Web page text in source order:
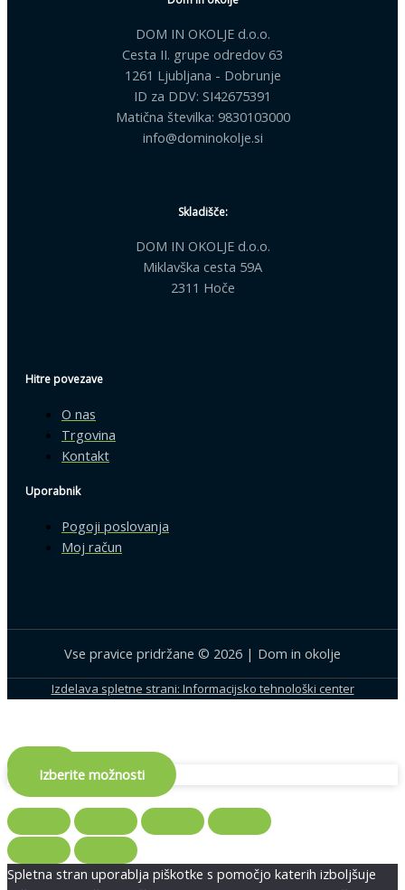
DOM IN OKOLJE d.o.o.
Cesta II. grupe odredov 63
1261 Ljubljana - Dobrunje
ID za DDV: SI42675391
Matična številka: 9830103000
info@dominokolje.si
Skladišče:
DOM IN OKOLJE d.o.o.
Miklavška cesta 59A
2311 Hoče
Hitre povezave
O nas
Trgovina
Kontakt
Uporabnik
Pogoji poslovanja
Moj račun
Vse pravice pridržane © 2026 | Dom in okolje
Izdelava spletne strani: Informacijsko tehnološki center
Izberite možnosti
Spletna stran uporablja piškotke s pomočjo katerih izboljšuje